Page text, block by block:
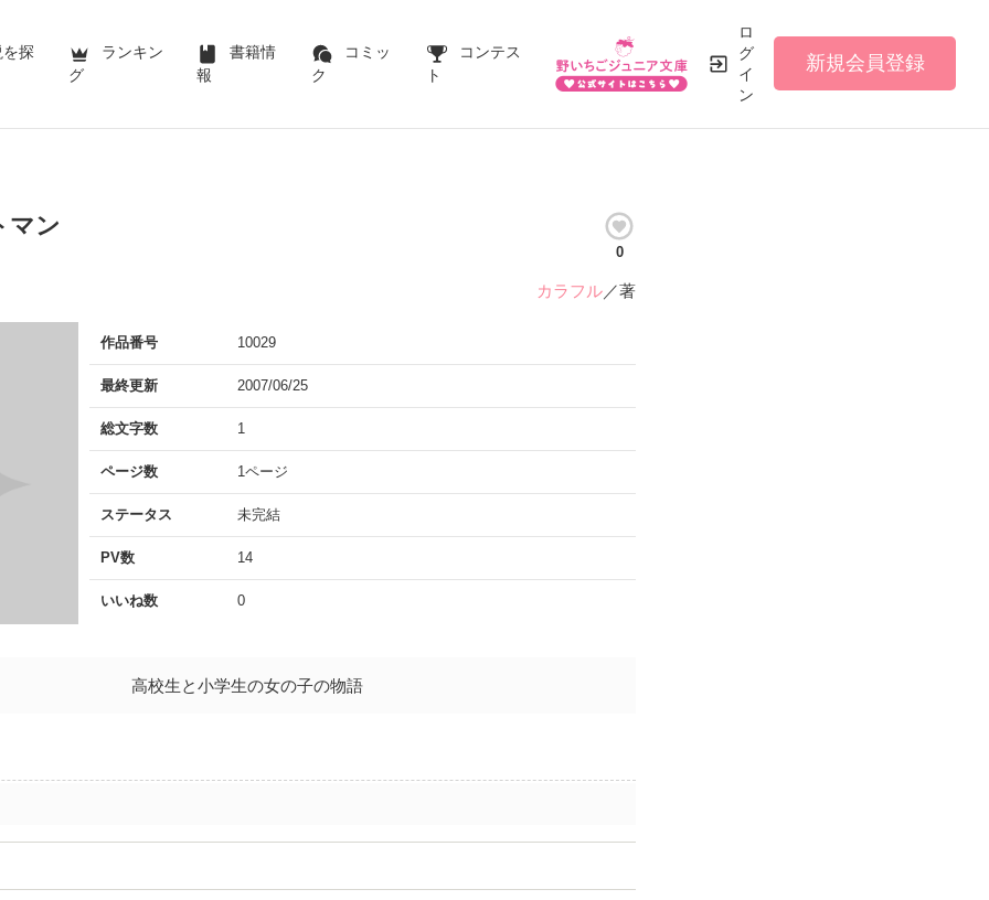
探
ランキン
グ
書籍情
報
コミッ
ク
コンテス
ト
ロ
グ
イ
ン
新規会員登録
マン
0
カラフル／著
作品番号 10029
最終更新 2007/06/25
総文字数 1
ページ数 1ページ
ステータス 未完結
PV数 14
いいね数 0
高校生と小学生の女の子の物語